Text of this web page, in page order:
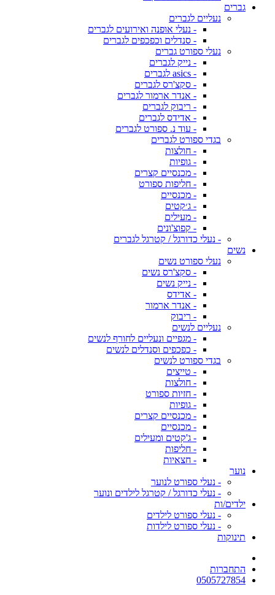
גברים
נעליים לגברים
- נעלי אופנה ואירועים לגברים
- סנדלים וכפכפים לגברים
נעלי ספורט גברים
- נייק לגברים
- asics לגברים
- סקצ'רס לגברים
- אנדר ארמור לגברים
- ריבוק לגברים
- אדידס לגברים
- עוד נ. ספורט לגברים
בגדי ספורט לגברים
- חולצות
- גופיות
- מכנסיים קצרים
- חליפות ספורט
- מכנסיים
- ג׳קטים
- מעילים
- קפוצ'ונים
- נעלי כדורגל / קטרגל לגברים
נשים
נעלי ספורט נשים
- סקצ'רס נשים
- נייק נשים
- אדידס
- אנדר ארמור
- ריבוק
נעליים לנשים
- מגפיים ונעליים לחורף לנשים
- כפכפים וסנדלים לנשים
בגדי ספורט לנשים
- טייצים
- חולצות
- חזיות ספורט
- גופיות
- מכנסיים קצרים
- מכנסיים
- ג'קטים ומעילים
- חליפות
- חצאיות
נוער
- נעלי ספורט לנוער
- נעלי כדורגל / קטרגל לילדים ונוער
ילדים/ות
- נעלי ספורט לילדים
- נעלי ספורט לילדות
תינוקות
התחברות
0505727854